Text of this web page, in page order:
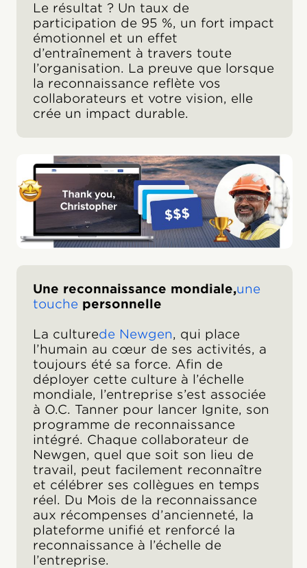
Le résultat ? Un taux de
participation de 95 %, un fort impact
émotionnel et un effet
d’entraînement à travers toute
l’organisation. La preuve que lorsque
la reconnaissance reflète vos
collaborateurs et votre vision, elle
crée un impact durable.
Une reconnaissance mondiale,une
touche personnelle
La culturede Newgen, qui place
l’humain au cœur de ses activités, a
toujours été sa force. Afin de
déployer cette culture à l’échelle
mondiale, l’entreprise s’est associée
à O.C. Tanner pour lancer Ignite, son
programme de reconnaissance
intégré. Chaque collaborateur de
Newgen, quel que soit son lieu de
travail, peut facilement reconnaître
et célébrer ses collègues en temps
réel. Du Mois de la reconnaissance
aux récompenses d’ancienneté, la
plateforme unifié et renforcé la
reconnaissance à l’échelle de
l’entreprise.